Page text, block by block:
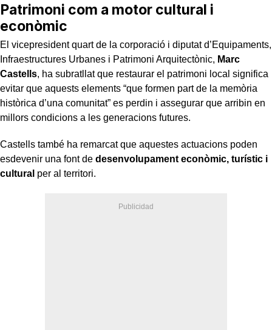
Patrimoni com a motor cultural i
econòmic
El vicepresident quart de la corporació i diputat d’Equipaments,
Infraestructures Urbanes i Patrimoni Arquitectònic, Marc
Castells, ha subratllat que restaurar el patrimoni local significa
evitar que aquests elements “que formen part de la memòria
històrica d’una comunitat” es perdin i assegurar que arribin en
millors condicions a les generacions futures.
Castells també ha remarcat que aquestes actuacions poden
esdevenir una font de desenvolupament econòmic, turístic i
cultural per al territori.